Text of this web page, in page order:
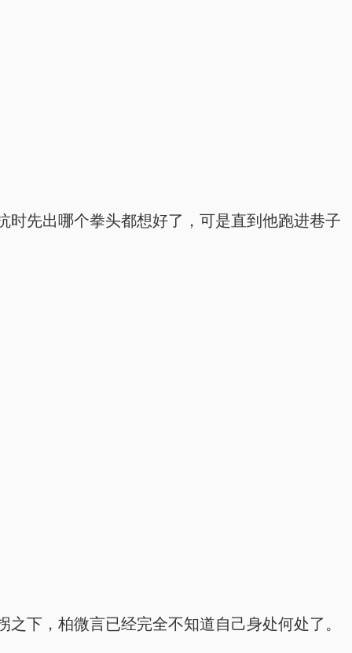
先出哪个拳头都想好了，可是直到他跑进巷子
下，柏微言已经完全不知道自己身处何处了。